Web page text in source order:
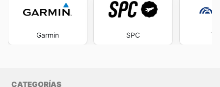
Garmin SPC
CATEGORÍAS